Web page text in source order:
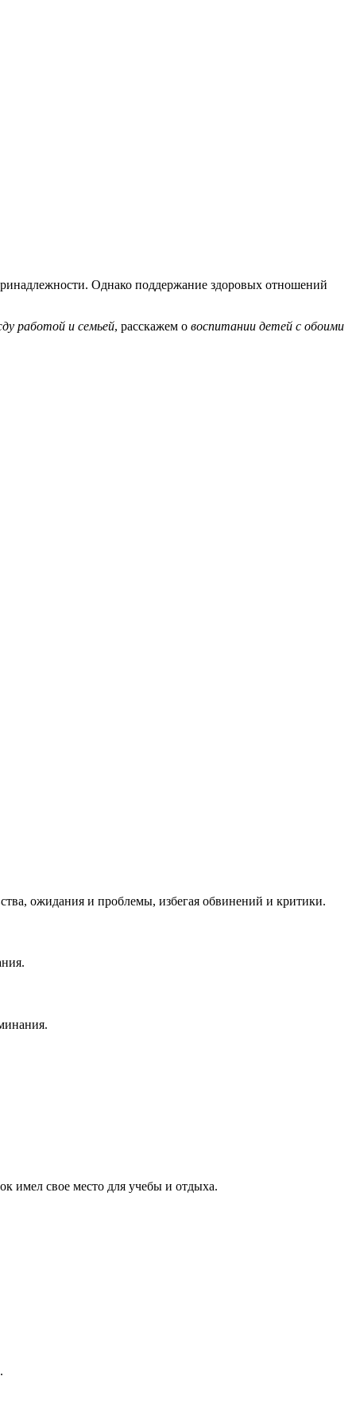
Однако поддержание здоровых отношений
работой и семьей, расскажем о воспитании детей с обоими
ожидания и проблемы, избегая обвинений и критики.
имел свое место для учебы и отдыха.